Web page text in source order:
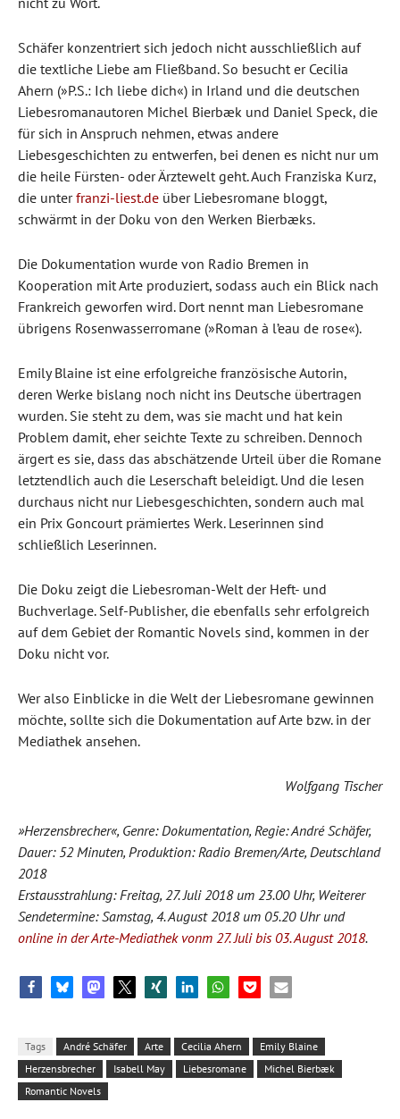
Schäfer konzentriert sich jedoch nicht ausschließlich auf
die textliche Liebe am Fließband. So besucht er Cecilia
Ahern (»P.S.: Ich liebe dich«) in Irland und die deutschen
Liebesromanautoren Michel Bierbæk und Daniel Speck, die
für sich in Anspruch nehmen, etwas andere
Liebesgeschichten zu entwerfen, bei denen es nicht nur um
die heile Fürsten- oder Ärztewelt geht. Auch Franziska Kurz,
die unterfranzi-liest.de über Liebesromane bloggt,
schwärmt in der Doku von den Werken Bierbæks.
Die Dokumentation wurde von Radio Bremen in
Kooperation mit Arte produziert, sodass auch ein Blick nach
Frankreich geworfen wird. Dort nennt man Liebesromane
übrigens Rosenwasserromane (»Roman à l’eau de rose«).
Emily Blaine ist eine erfolgreiche französische Autorin,
deren Werke bislang noch nicht ins Deutsche übertragen
wurden. Sie steht zu dem, was sie macht und hat kein
Problem damit, eher seichte Texte zu schreiben. Dennoch
ärgert es sie, dass das abschätzende Urteil über die Romane
letztendlich auch die Leserschaft beleidigt. Und die lesen
durchaus nicht nur Liebesgeschichten, sondern auch mal
ein Prix Goncourt prämiertes Werk. Leserinnen sind
schließlich Leserinnen.
Die Doku zeigt die Liebesroman-Welt der Heft- und
Buchverlage. Self-Publisher, die ebenfalls sehr erfolgreich
auf dem Gebiet der Romantic Novels sind, kommen in der
Doku nicht vor.
Wer also Einblicke in die Welt der Liebesromane gewinnen
möchte, sollte sich die Dokumentation auf Arte bzw. in der
Mediathek ansehen.
Wolfgang Tischer
»Herzensbrecher«, Genre: Dokumentation, Regie: André Schäfer,
Dauer: 52 Minuten, Produktion: Radio Bremen/Arte, Deutschland
2018
Erstausstrahlung: Freitag, 27. Juli 2018 um 23.00 Uhr, Weiterer
Sendetermine: Samstag, 4. August 2018 um 05.20 Uhr und
online in der Arte-Mediathek vonm 27. Juli bis 03. August 2018.
Tags André Schäfer Arte Cecilia Ahern
Emily Blaine
Herzensbrecher
Isabell May Liebesromane
Michel Bierbæk
Romantic Novels